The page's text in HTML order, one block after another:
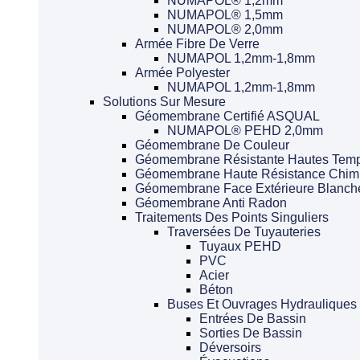
NUMAPOL® 1,5mm
NUMAPOL® 2,0mm
Armée Fibre De Verre
NUMAPOL 1,2mm-1,8mm
Armée Polyester
NUMAPOL 1,2mm-1,8mm
Solutions Sur Mesure
Géomembrane Certifié ASQUAL
NUMAPOL® PEHD 2,0mm
Géomembrane De Couleur
Géomembrane Résistante Hautes
Géomembrane Haute Résistance
Géomembrane Face Extérieure
Géomembrane Anti Radon
Traitements Des Points Singuliers
Traversées De Tuyauteries
Tuyaux PEHD
PVC
Acier
Béton
Buses Et Ouvrages Hydrauliques
Entrées De Bassin
Sorties De Bassin
Déversoirs